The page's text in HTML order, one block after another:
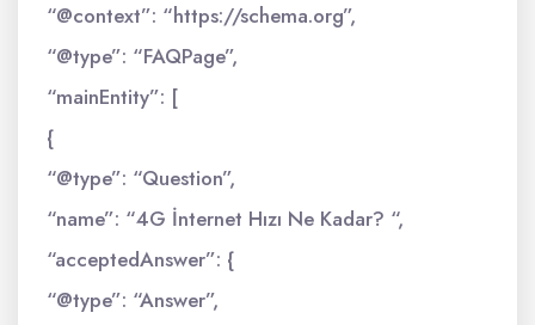
“@context”: “https://schema.org”,
“@type”: “FAQPage”,
“mainEntity”: [
{
“@type”: “Question”,
“name”: “4G İnternet Hızı Ne Kadar? “,
“acceptedAnswer”: {
“@type”: “Answer”,